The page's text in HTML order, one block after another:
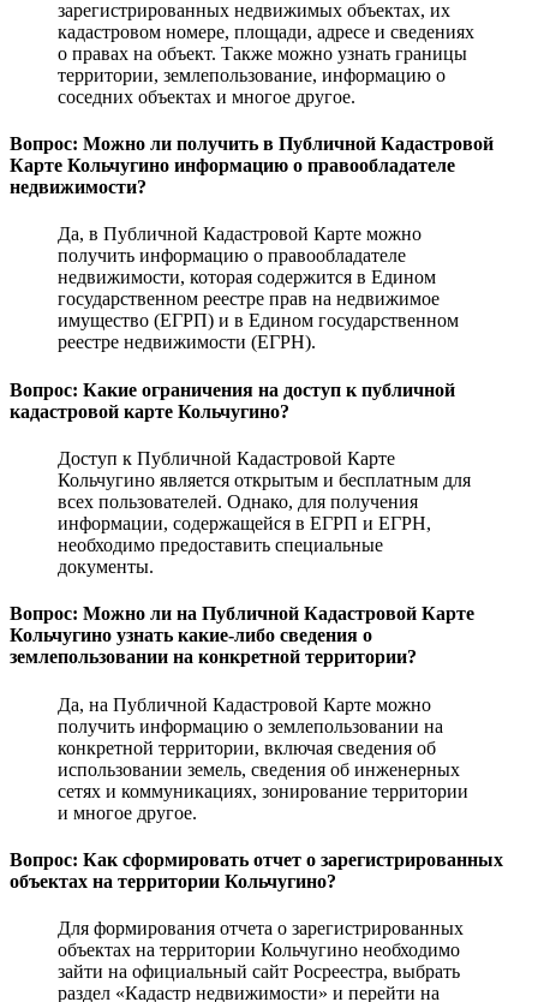
зарегистрированных недвижимых объектах, их
кадастровом номере, площади, адресе и сведениях
о правах на объект. Также можно узнать границы
территории, землепользование, информацию о
соседних объектах и многое другое.
Вопрос: Можно ли получить в Публичной Кадастровой
Карте Кольчугино информацию о правообладателе
недвижимости?
Да, в Публичной Кадастровой Карте можно
получить информацию о правообладателе
недвижимости, которая содержится в Едином
государственном реестре прав на недвижимое
имущество (ЕГРП) и в Едином государственном
реестре недвижимости (ЕГРН).
Вопрос: Какие ограничения на доступ к публичной
кадастровой карте Кольчугино?
Доступ к Публичной Кадастровой Карте
Кольчугино является открытым и бесплатным для
всех пользователей. Однако, для получения
информации, содержащейся в ЕГРП и ЕГРН,
необходимо предоставить специальные
документы.
Вопрос: Можно ли на Публичной Кадастровой Карте
Кольчугино узнать какие-либо сведения о
землепользовании на конкретной территории?
Да, на Публичной Кадастровой Карте можно
получить информацию о землепользовании на
конкретной территории, включая сведения об
использовании земель, сведения об инженерных
сетях и коммуникациях, зонирование территории
и многое другое.
Вопрос: Как сформировать отчет о зарегистрированных
объектах на территории Кольчугино?
Для формирования отчета о зарегистрированных
объектах на территории Кольчугино необходимо
зайти на официальный сайт Росреестра, выбрать
раздел «Кадастр недвижимости» и перейти на